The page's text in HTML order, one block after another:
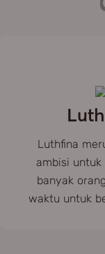
Luthfina
ambisi
banyak
waktu untuk